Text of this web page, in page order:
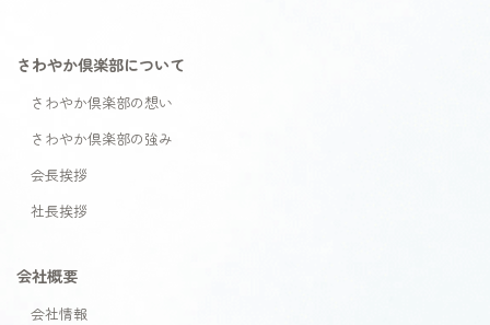
さわやか倶楽部について
さわやか倶楽部の想い
さわやか倶楽部の強み
会長挨拶
社長挨拶
会社概要
会社情報